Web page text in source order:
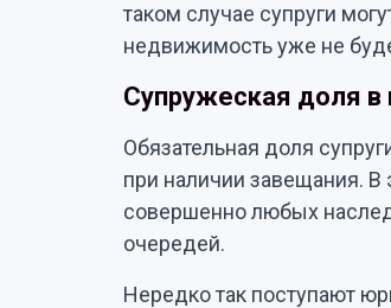
таком случае супруги
недвижимость уже не
Супружеская доля в
Обязательная доля
при наличии завещания.
совершенно любых
очередей.
Нередко так поступают